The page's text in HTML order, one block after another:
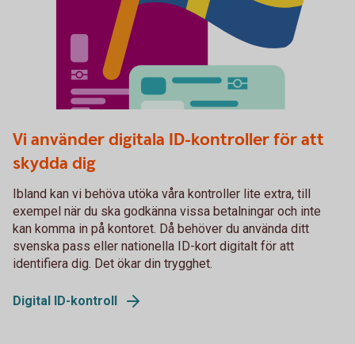
Vi använder digitala ID-kontroller för att
skydda dig
Ibland kan vi behöva utöka våra kontroller lite extra, till
exempel när du ska godkänna vissa betalningar och inte
kan komma in på kontoret. Då behöver du använda ditt
svenska pass eller nationella ID-kort digitalt för att
identifiera dig. Det ökar din trygghet.
Digital ID-kontroll